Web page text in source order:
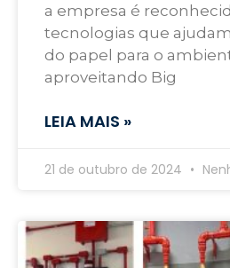
a empresa é
tecnologias que
do papel para o
aproveitando Big
LEIA MAIS »
21 de outubro de 2024